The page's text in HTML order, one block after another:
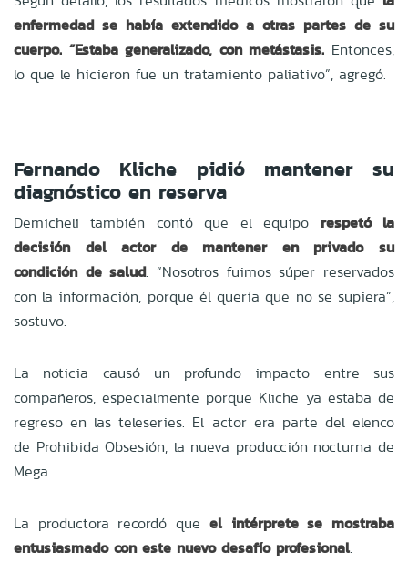
enfermedad se había extendido a otras partes de su
cuerpo. “Estaba generalizado, con metástasis. Entonces,
lo que le hicieron fue un tratamiento paliativo”, agregó.
Fernando Kliche pidió mantener su
diagnóstico en reserva
Demicheli también contó que el equipo respetó la
decisión del actor de mantener en privado su
condición de salud. “Nosotros fuimos súper reservados
con la información, porque él quería que no se supiera”,
sostuvo.
La noticia causó un profundo impacto entre sus
compañeros, especialmente porque Kliche ya estaba de
regreso en las teleseries. El actor era parte del elenco
de Prohibida Obsesión, la nueva producción nocturna de
Mega.
La productora recordó que el intérprete se mostraba
entusiasmado con este nuevo desafío profesional.